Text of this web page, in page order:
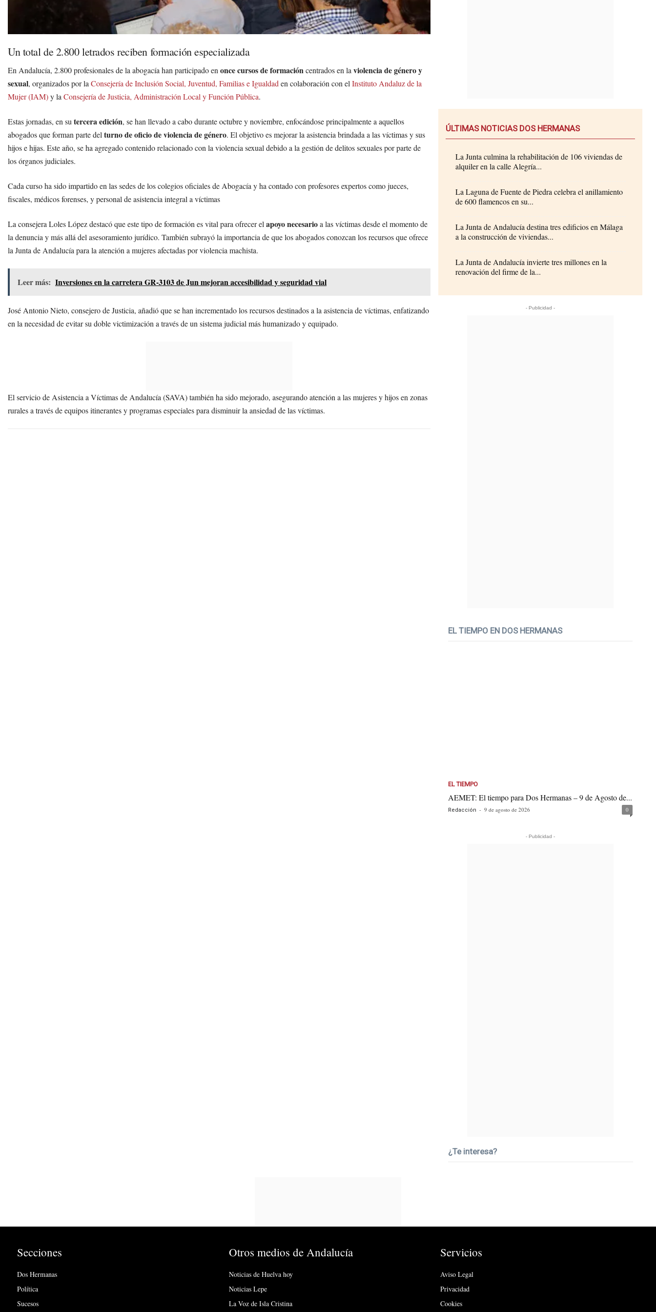
Un total de 2.800 letrados reciben formación especializada
En Andalucía, 2.800 profesionales de la abogacía han participado enonce cursos de formacióncentrados en laviolencia de género y
sexual, organizados por laConsejería de Inclusión Social, Juventud, Familias e Igualdaden colaboración con elInstituto Andaluz de la
Mujer (IAM)y laConsejería de Justicia, Administración Local y Función Pública.
Estas jornadas, en sutercera edición, se han llevado a cabo durante octubre y noviembre, enfocándose principalmente a aquellos
abogados que forman parte delturno de oficio de violencia de género. El objetivo es mejorar la asistencia brindada a las víctimas y sus
hijos e hijas. Este año, se ha agregado contenido relacionado con la violencia sexual debido a la gestión de delitos sexuales por parte de
los órganos judiciales.
Cada curso ha sido impartido en las sedes de los colegios oficiales de Abogacía y ha contado con profesores expertos como jueces,
fiscales, médicos forenses, y personal de asistencia integral a víctimas
La consejera Loles López destacó que este tipo de formación es vital para ofrecer elapoyo necesarioa las víctimas desde el momento de
la denuncia y más allá del asesoramiento jurídico. También subrayó la importancia de que los abogados conozcan los recursos que ofrece
la Junta de Andalucía para la atención a mujeres afectadas por violencia machista.
Leer más: Inversiones en la carretera GR-3103 de Jun mejoran accesibilidad y seguridad vial
José Antonio Nieto, consejero de Justicia, añadió que se han incrementado los recursos destinados a la asistencia de víctimas, enfatizando
en la necesidad de evitar su doble victimización a través de un sistema judicial más humanizado y equipado.
El servicio de Asistencia a Víctimas de Andalucía (SAVA) también ha sido mejorado, asegurando atención a las mujeres y hijos en zonas
rurales a través de equipos itinerantes y programas especiales para disminuir la ansiedad de las víctimas.
ÚLTIMAS NOTICIAS DOS HERMANAS
La Junta culmina la rehabilitación de 106 viviendas de
alquiler en la calle Alegría...
La Laguna de Fuente de Piedra celebra el anillamiento
de 600 flamencos en su...
La Junta de Andalucía destina tres edificios en Málaga
a la construcción de viviendas...
La Junta de Andalucía invierte tres millones en la
renovación del firme de la...
- Publicidad -
EL TIEMPO EN DOS HERMANAS
EL TIEMPO
AEMET: El tiempo para Dos Hermanas – 9 de Agosto de...
Redacción - 9 de agosto de 2026 0
- Publicidad -
¿Te interesa?
Secciones
Dos Hermanas
Política
Sucesos
Otros medios de Andalucía
Noticias de Huelva hoy
Noticias Lepe
La Voz de Isla Cristina
Servicios
Aviso Legal
Privacidad
Cookies